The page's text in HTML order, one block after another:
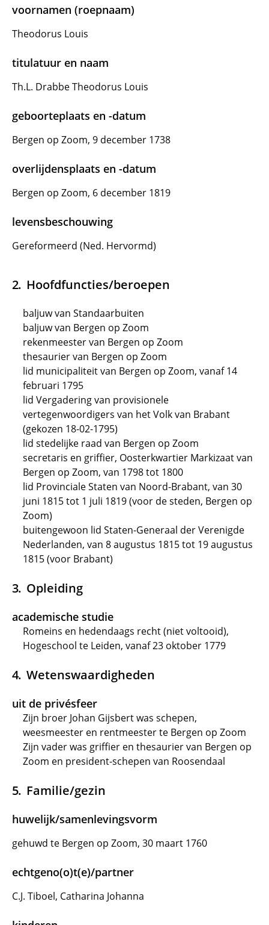
voornamen (roepnaam)
Theodorus Louis
titulatuur en naam
Th.L. Drabbe Theodorus Louis
geboorteplaats en -datum
Bergen op Zoom, 9 december 1738
overlijdensplaats en -datum
Bergen op Zoom, 6 december 1819
levensbeschouwing
Gereformeerd (Ned. Hervormd)
Hoofdfuncties/beroepen
baljuw van Standaarbuiten
baljuw van Bergen op Zoom
rekenmeester van Bergen op Zoom
thesaurier van Bergen op Zoom
lid municipaliteit van Bergen op Zoom, vanaf 14
februari 1795
lid Vergadering van provisionele
vertegenwoordigers van het Volk van Brabant
(gekozen 18-02-1795)
lid stedelijke raad van Bergen op Zoom
secretaris en griffier, Oosterkwartier Markizaat van
Bergen op Zoom, van 1798 tot 1800
lid Provinciale Staten van Noord-Brabant, van 30
juni 1815 tot 1 juli 1819 (voor de steden, Bergen op
Zoom)
buitengewoon lid Staten-Generaal der Verenigde
Nederlanden, van 8 augustus 1815 tot 19 augustus
1815 (voor Brabant)
Opleiding
academische studie
Romeins en hedendaags recht (niet voltooid),
Hogeschool te Leiden, vanaf 23 oktober 1779
Wetenswaardigheden
uit de privésfeer
Zijn broer Johan Gijsbert was schepen,
weesmeester en rentmeester te Bergen op Zoom
Zijn vader was griffier en thesaurier van Bergen op
Zoom en president-schepen van Roosendaal
Familie/gezin
huwelijk/samenlevingsvorm
gehuwd te Bergen op Zoom, 30 maart 1760
echtgeno(o)t(e)/partner
C.J. Tiboel, Catharina Johanna